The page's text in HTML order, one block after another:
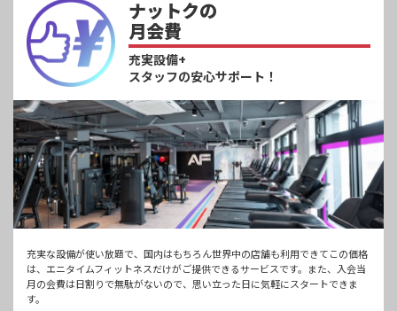
ナットクの
月会費
充実設備+
スタッフの安心サポート！
充実な設備が使い放題で、国内はもちろん世界中の店舗も利用できてこの価格
は、エニタイムフィットネスだけがご提供できるサービスです。また、入会当
月の会費は日割りで無駄がないので、思い立った日に気軽にスタートできま
す。